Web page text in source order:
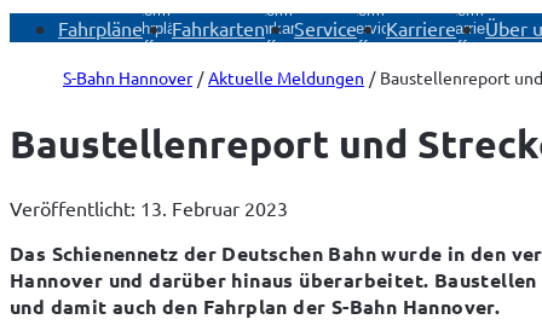
Fahrpläne
Untermenü
Fahrpläne
öffnen
Fahrkarten
Untermenü
Fahrkarten
öffnen
Service
Untermenü
Service
öffnen
Karriere
Untermenü
Karriere
öffnen
Über
S-Bahn Hannover Aktuelle Meldungen Baustellenreport
Baustellenreport und
Veröffentlicht: 13. Februar 2023
Das Schienennetz der Deutschen Bahn wurde in den
Hannover und darüber hinaus überarbeitet.
und damit auch den Fahrplan der S-Bahn Hannover.